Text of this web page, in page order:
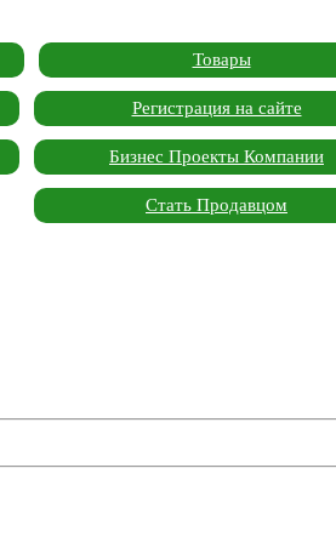
Товары
Регистрация на сайте
Бизнес Проекты Компании
Стать Продавцом